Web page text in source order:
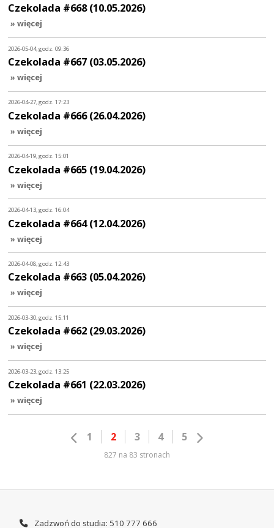
Czekolada #668 (10.05.2026)
» więcej
2026-05-04, godz. 09:36
Czekolada #667 (03.05.2026)
» więcej
2026-04-27, godz. 17:23
Czekolada #666 (26.04.2026)
» więcej
2026-04-19, godz. 15:01
Czekolada #665 (19.04.2026)
» więcej
2026-04-13, godz. 16:04
Czekolada #664 (12.04.2026)
» więcej
2026-04-08, godz. 12:43
Czekolada #663 (05.04.2026)
» więcej
2026-03-30, godz. 15:11
Czekolada #662 (29.03.2026)
» więcej
2026-03-23, godz. 13:25
Czekolada #661 (22.03.2026)
» więcej
1 2 3 4 5
827 na 83 stronach
Zadzwoń do studia: 510 777 666